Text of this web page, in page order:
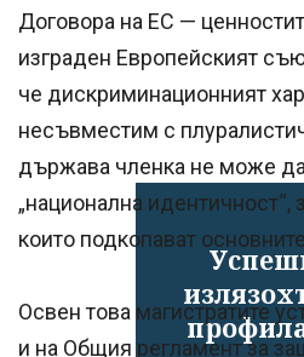
Договора на ЕС —
изграден Европейският
че дискриминационният
несъвместим с
държава членка не може
„национална
които подкопават
Освен това магистратите
и на Общия регламент за